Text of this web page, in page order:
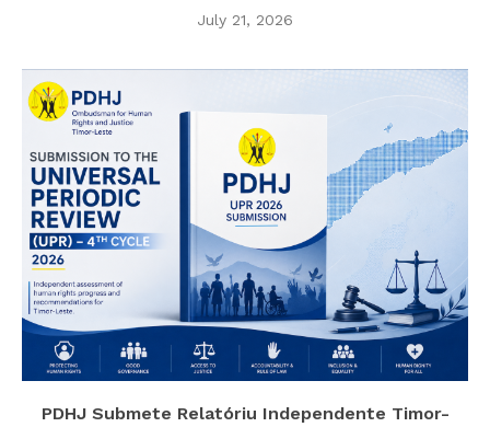
July 21, 2026
PDHJ Submete Relatóriu Independente Timor-